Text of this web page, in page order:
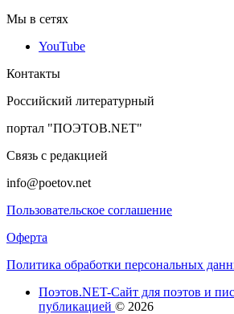
Мы в сетях
YouTube
Контакты
Российский литературный
портал "ПОЭТОВ.NET"
Связь с редакцией
info@poetov.net
Пользовательское соглашение
Оферта
Политика обработки персональных
Поэтов.NET-Сайт для поэтов и
публикацией © 2026